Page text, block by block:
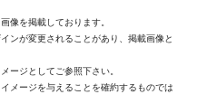
像を掲載しております。
ンが変更されることがあり、掲載画像と
ージとしてご参照下さい。
メージを与えることを確約するものでは